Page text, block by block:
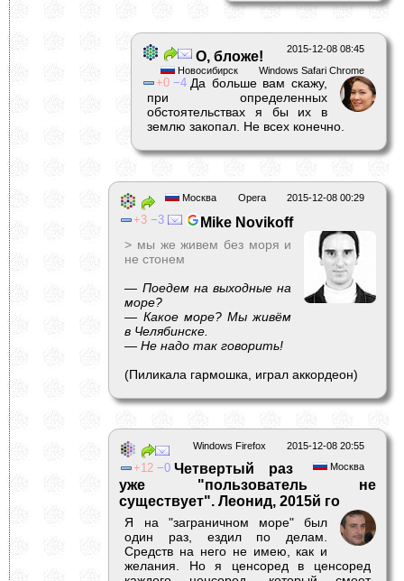
2015-12-08 08:45
Windows Safari Chrome
Новосибирск
0 4
О, бложе!
Да больше вам скажу,
при определенных
обстоятельствах я бы их в
землю закопал. Не всех конечно.
2015-12-08 00:29
Opera
Москва
3 3 Mike Novikoff
> мы же живем без моря и
не стонем
— Поедем на выходные на
море?
— Какое море? Мы живём
в Челябинске.
— Не надо так говорить!
(Пиликала гармошка, играл аккордеон)
2015-12-08 20:55
Windows Firefox
Москва
12 0 Четвертый раз
уже "пользователь не
существует". Леонид, 2015й го
Я на "заграничном море" был
один раз, ездил по делам.
Средств на него не имею, как и
желания. Но я ценсоред в ценсоред